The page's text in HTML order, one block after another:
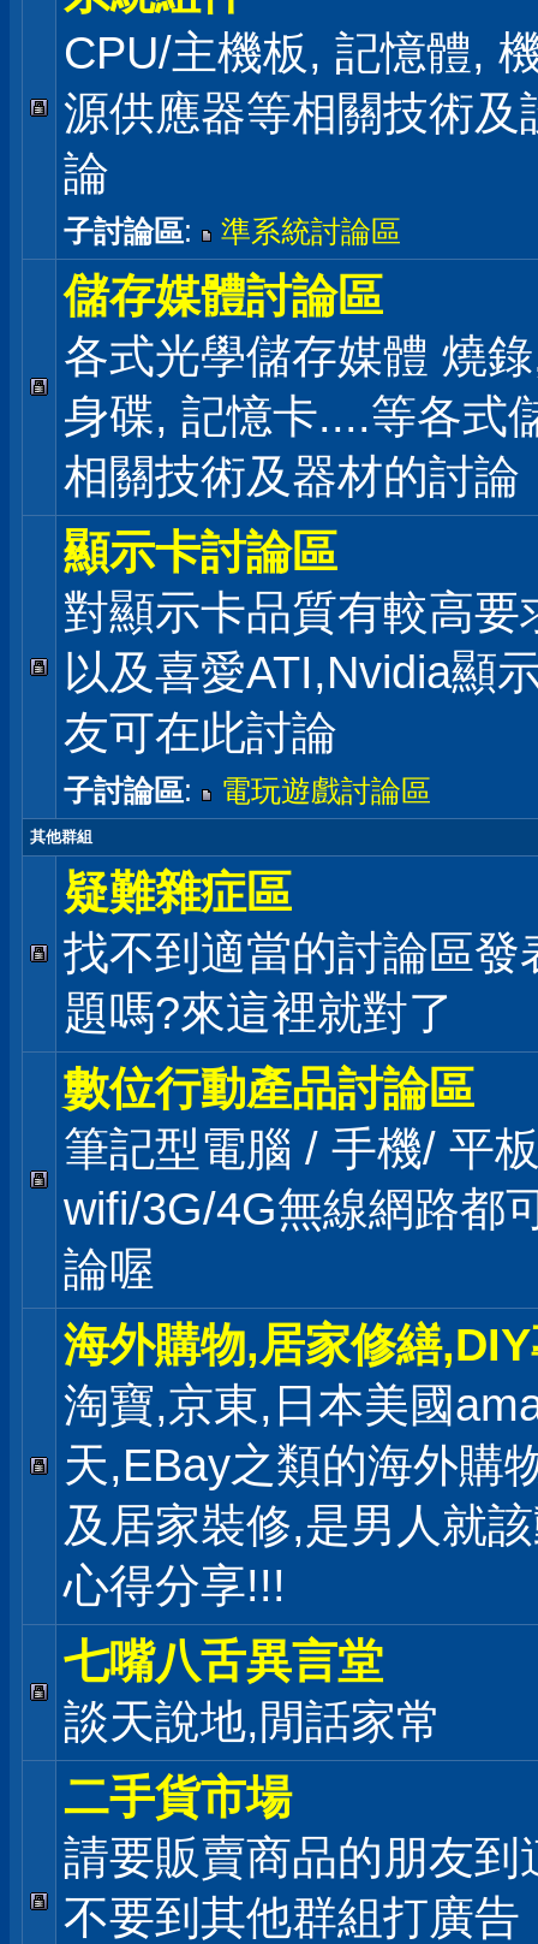
CPU/主機板, 記憶體,
源供應器等相關技術及
論
子討論區: 準系統討論區
儲存媒體討論區
各式光學儲存媒體 燒
身碟, 記憶卡....等各式
相關技術及器材的討論
顯示卡討論區
對顯示卡品質有較高要
以及喜愛ATI,Nvidia顯
友可在此討論
子討論區: 電玩遊戲討論區
其他群組
疑難雜症區
找不到適當的討論區發
題嗎?來這裡就對了
數位行動產品討論區
筆記型電腦 / 手機/ 平
wifi/3G/4G無線網路都
論喔
海外購物,居家修繕
淘寶,京東,日本美國
天,EBay之類的海外購
及居家裝修,是男人就
心得分享!!!
七嘴八舌異言堂
談天說地,閒話家常
二手貨市場
請要販賣商品的朋友到
不要到其他群組打廣告